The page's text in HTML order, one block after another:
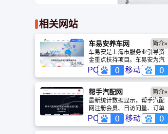
相关网站
车易安养车网
车易安是上海市服务业引导资
金重点扶持项目。车易安为汽
车售后市场服务商及商品供应
商提供商品展示、交易支付、
营销推广、专业培训、信息技
术等全方位服务，帮助汽车售
后市场企业树立服务与商品品
牌，实现产业升级。车易安为
车主提供海量资讯、优质服
务、品牌商品及安心售后等专
业养车服务，推动汽车售后市
PC 移动
简介»
帮手汽配网
最新统计数据显示，帮手汽配
网注册会员、日访问量、订单
量都呈上升趋势。并且帮手汽
配网在全国拥有3万多家修理
厂，20万注册用户和2000万种
PC 移动
简介»